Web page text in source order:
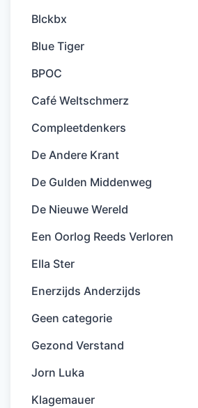
Blckbx
Blue Tiger
BPOC
Café Weltschmerz
Compleetdenkers
De Andere Krant
De Gulden Middenweg
De Nieuwe Wereld
Een Oorlog Reeds Verloren
Ella Ster
Enerzijds Anderzijds
Geen categorie
Gezond Verstand
Jorn Luka
Klagemauer